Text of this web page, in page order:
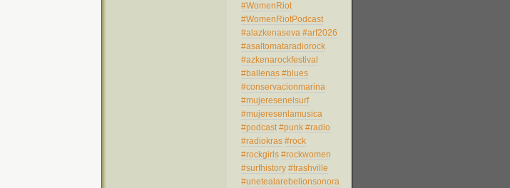
#WomenRiot
#WomenRiotPodcast
#alazkenaseva #arf2026
#asaltomataradiorock
#azkenarockfestival
#ballenas #blues
#conservacionmarina
#mujeresenelsurf
#mujeresenlamusica
#podcast #punk #radio
#radiokras #rock
#rockgirls #rockwomen
#surfhistory #trashville
#unetealarebelionsonora